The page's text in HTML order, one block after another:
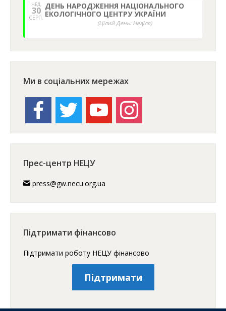
НЕД,
30
СЕРП.
ДЕНЬ НАРОДЖЕННЯ НАЦІОНАЛЬНОГО
ЕКОЛОГІЧНОГО ЦЕНТРУ УКРАЇНИ
(Цілий День: Неділя)
Ми в соціальних мережах
facebook twitter youtube instagram
Прес-центр НЕЦУ
press@gw.necu.org.ua
Підтримати фінансово
Підтримати роботу НЕЦУ фінансово
Підтримати